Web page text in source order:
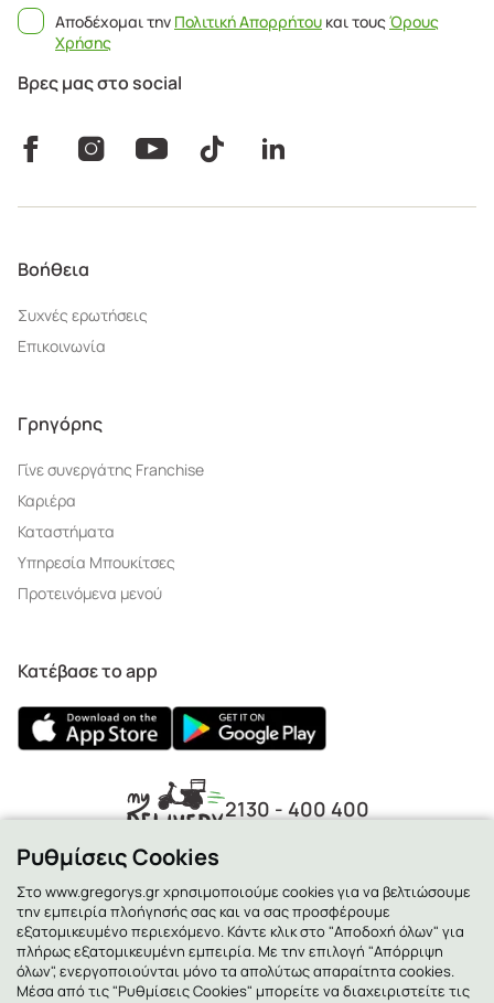
Αποδέχομαι την Πολιτική Απορρήτου και τουςΌρους
Χρήσης
Βρες μας στο social
Βοήθεια
Συχνές ερωτήσεις
Επικοινωνία
Γρηγόρης
Γίνε συνεργάτης Franchise
Καριέρα
Καταστήματα
Υπηρεσία Μπουκίτσες
Προτεινόμενα μενού
Κατέβασε το app
2130 - 400 400
Ρυθμίσεις Cookies
Στο www.gregorys.gr χρησιμοποιούμε cookies για να βελτιώσουμε
την εμπειρία πλοήγησής σας και να σας προσφέρουμε
εξατομικευμένο περιεχόμενο. Κάντε κλικ στο "Αποδοχή όλων" για
πλήρως εξατομικευμένη εμπειρία. Με την επιλογή "Απόρριψη
όλων", ενεργοποιούνται μόνο τα απολύτως απαραίτητα cookies.
Μέσα από τις "Ρυθμίσεις Cookies" μπορείτε να διαχειριστείτε τις